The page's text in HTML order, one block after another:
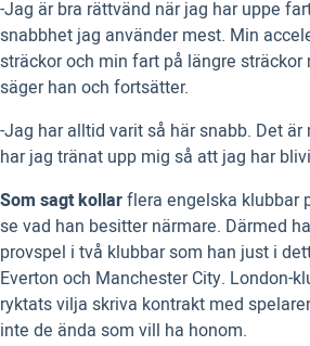
-Jag är bra rättvänd när jag har uppe
snabbhet jag använder mest. Min
sträckor och min fart på längre sträckor
säger han och fortsätter.
-Jag har alltid varit så här snabb. Det
har jag tränat upp mig så att jag har
Som sagt kollarflera engelska klubbar
se vad han besitter närmare. Därmed
provspel i två klubbar som han just i
Everton och Manchester City. London-
ryktatsvilja skriva kontrakt med
inte de ända som vill ha honom.